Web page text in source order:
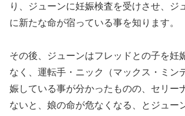
り、ジューンに妊娠検査を受けさせ、ジ
に新たな命が宿っている事を知ります。
その後、ジューンはフレッドとの子を妊
なく、運転手・ニック（マックス・ミン
娠している事が分かったものの、セリー
ないと、娘の命が危なくなる、とジュー